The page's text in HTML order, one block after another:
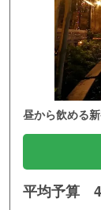
昼から飲める
平均予算